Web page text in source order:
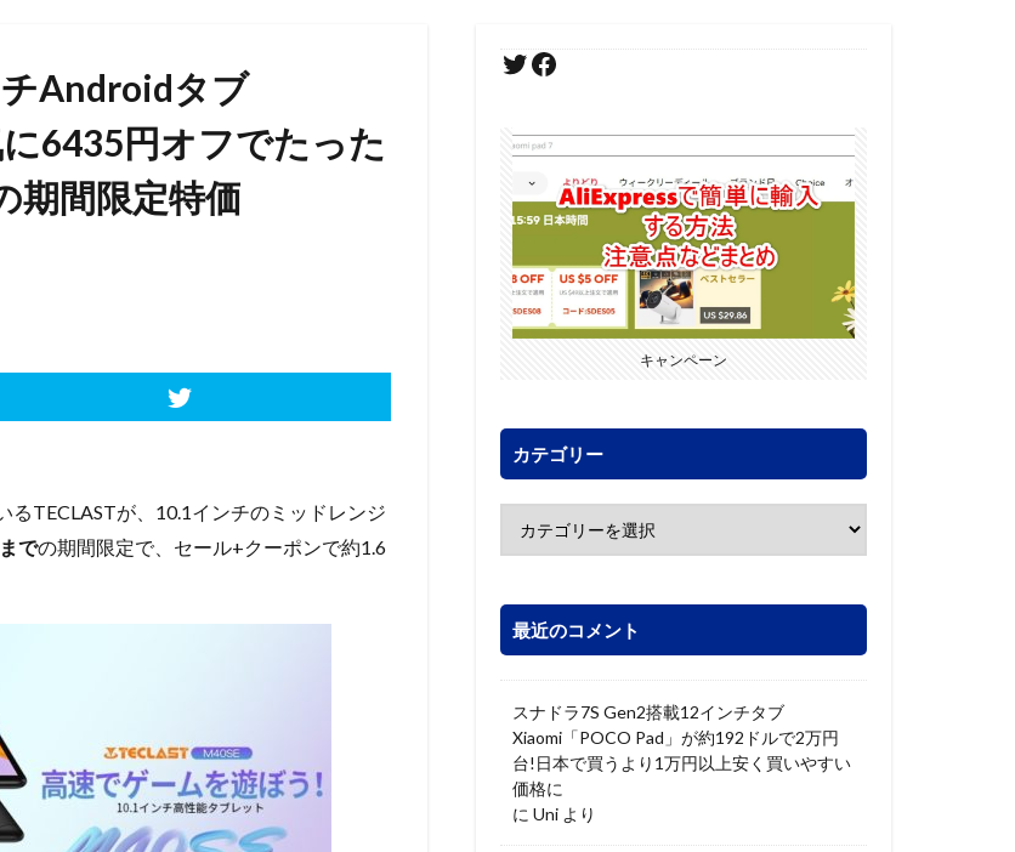
Androidタブ
に6435円オフでたった
期間限定特価
TECLASTが、10.1インチのミッドレンジ
での期間限定で、セール+クーポンで約1.6
キャンペーン
カテゴリー
最近のコメント
スナドラ7S Gen2搭載12インチタブ
Xiaomi「POCO Pad」が約192ドルで2万円
台!日本で買うより1万円以上安く買いやすい
価格に
に Uni より